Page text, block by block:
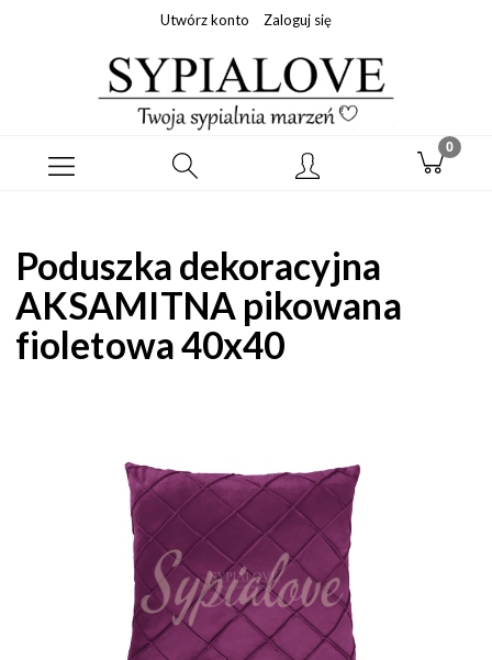
Utwórz konto Zaloguj się
Poduszka dekoracyjna
AKSAMITNA pikowana
fioletowa 40x40